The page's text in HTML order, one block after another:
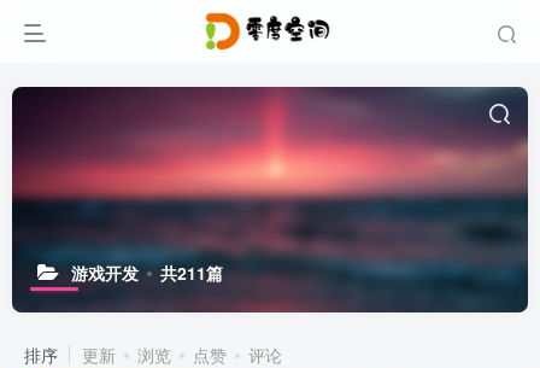
游戏开发 共211篇
排序 更新 浏览 点赞 评论